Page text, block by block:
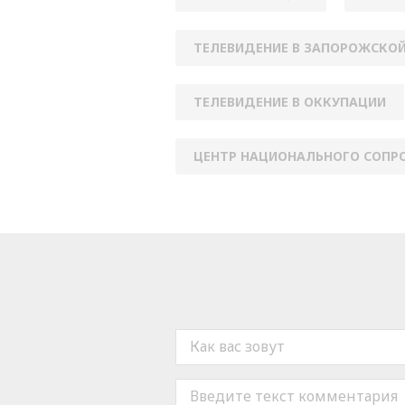
ТЕЛЕВИДЕНИЕ В
ТЕЛЕВИДЕНИЕ В ОККУПАЦИИ
ЦЕНТР НАЦИОНАЛЬНОГО